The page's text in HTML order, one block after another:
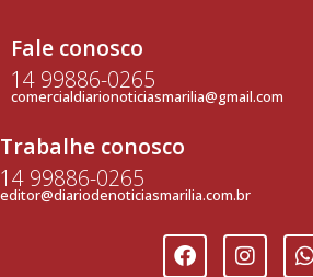
Fale conosco
14 99886-0265
comercialdiarionoticiasmarilia@gmail.com
Trabalhe conosco
14 99886-0265
editor@diariodenoticiasmarilia.com.br